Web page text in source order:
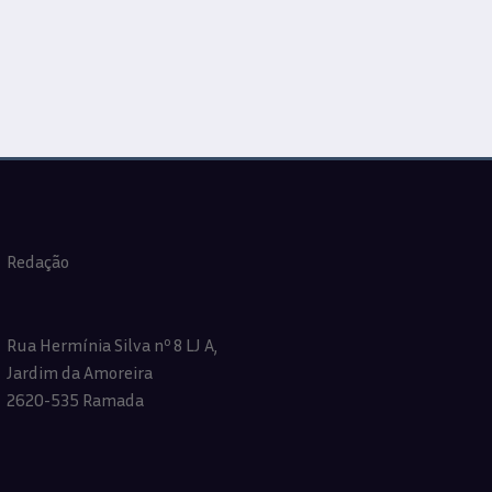
Redação
Rua Hermínia Silva nº 8 LJ A,
Jardim da Amoreira
2620-535 Ramada